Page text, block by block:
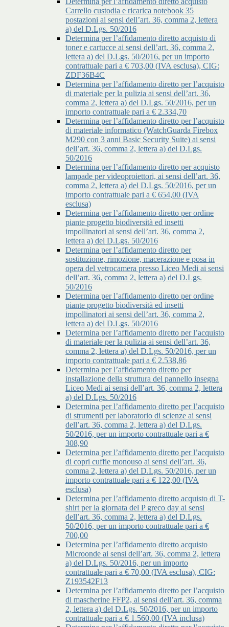
Carrello custodia e ricarica notebook 35
postazioni ai sensi dell’art. 36, comma 2, lettera
a) del D.Lgs. 50/2016
Determina per l’affidamento diretto acquisto di
toner e cartucce ai sensi dell’art. 36, comma 2,
lettera a) del D.Lgs. 50/2016, per un importo
contrattuale pari a € 703,00 (IVA esclusa), CIG:
ZDF36B4C
Determina per l’affidamento diretto per l’acquisto
di materiale per la pulizia ai sensi dell’art. 36,
comma 2, lettera a) del D.Lgs. 50/2016, per un
importo contrattuale pari a € 2.334,70
Determina per l’affidamento diretto per l’acquisto
di materiale informatico (WatchGuarda Firebox
M290 con 3 anni Basic Security Suite) ai sensi
dell’art. 36, comma 2, lettera a) del D.Lgs.
50/2016
Determina per l’affidamento diretto per acquisto
lampade per videoproiettori, ai sensi dell’art. 36,
comma 2, lettera a) del D.Lgs. 50/2016, per un
importo contrattuale pari a € 654,00 (IVA
esclusa)
Determina per l’affidamento diretto per ordine
piante progetto biodiversità ed insetti
impollinatori ai sensi dell’art. 36, comma 2,
lettera a) del D.Lgs. 50/2016
Determina per l’affidamento diretto per
sostituzione, rimozione, macerazione e posa in
opera del vetrocamera presso Liceo Medi ai sensi
dell’art. 36, comma 2, lettera a) del D.Lgs.
50/2016
Determina per l’affidamento diretto per ordine
piante progetto biodiversità ed insetti
impollinatori ai sensi dell’art. 36, comma 2,
lettera a) del D.Lgs. 50/2016
Determina per l’affidamento diretto per l’acquisto
di materiale per la pulizia ai sensi dell’art. 36,
comma 2, lettera a) del D.Lgs. 50/2016, per un
importo contrattuale pari a € 2.538,86
Determina per l’affidamento diretto per
installazione della struttura del pannello insegna
Liceo Medi ai sensi dell’art. 36, comma 2, lettera
a) del D.Lgs. 50/2016
Determina per l’affidamento diretto per l’acquisto
di strumenti per laboratorio di scienze ai sensi
dell’art. 36, comma 2, lettera a) del D.Lgs.
50/2016, per un importo contrattuale pari a €
308,90
Determina per l’affidamento diretto per l’acquisto
di copri cuffie monouso ai sensi dell’art. 36,
comma 2, lettera a) del D.Lgs. 50/2016, per un
importo contrattuale pari a € 122,00 (IVA
esclusa)
Determina per l’affidamento diretto acquisto di T-
shirt per la giornata del P greco day ai sensi
dell’art. 36, comma 2, lettera a) del D.Lgs.
50/2016, per un importo contrattuale pari a €
700,00
Determina per l’affidamento diretto acquisto
Microonde ai sensi dell’art. 36, comma 2, lettera
a) del D.Lgs. 50/2016, per un importo
contrattuale pari a € 70,00 (IVA esclusa), CIG:
Z193542F13
Determina per l’affidamento diretto per l’acquisto
di mascherine FFP2, ai sensi dell’art. 36, comma
2, lettera a) del D.Lgs. 50/2016, per un importo
contrattuale pari a € 1.560,00 (IVA inclusa)